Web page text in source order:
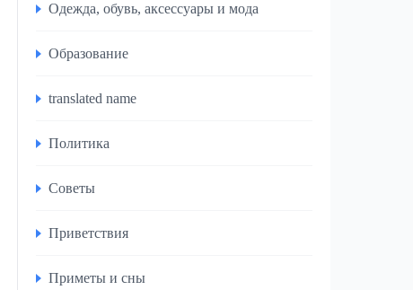
Одежда, обувь, аксессуары и мода
Образование
translated name
Политика
Советы
Приветствия
Приметы и сны